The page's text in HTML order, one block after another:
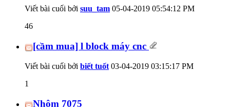
Viết bài cuối bởi suu_tam 05-04-2019 05:54:12 PM
46
[cầm mua] l block máy cnc
Viết bài cuối bởi biết tuốt 03-04-2019 03:15:17 PM
1
Nhôm 7075